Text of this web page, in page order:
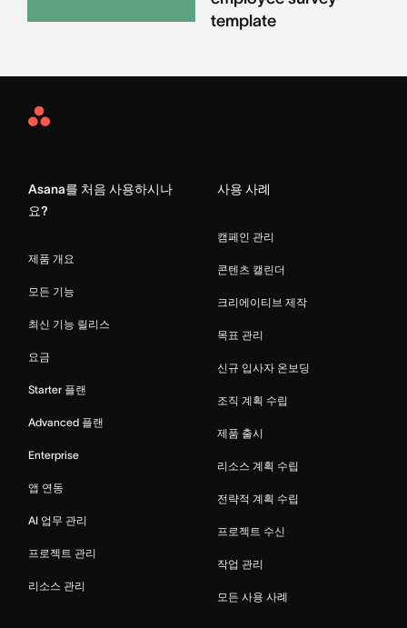
template
Asana
Asana를 처음 사용하시나
요?
제품 개요
모든 기능
최신 기능 릴리스
요금
Starter 플랜
Advanced 플랜
Enterprise
앱 연동
AI 업무 관리
프로젝트 관리
리소스 관리
사용 사례
캠페인 관리
콘텐츠 캘린더
크리에이티브 제작
목표 관리
신규 입사자 온보딩
조직 계획 수립
제품 출시
리소스 계획 수립
전략적 계획 수립
프로젝트 수신
작업 관리
모든 사용 사례